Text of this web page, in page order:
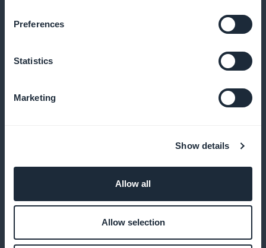
Preferences
Statistics
Marketing
Show details
Allow all
Allow selection
Analyseer de gebruiksgegevens van je
Bekijk de meest gelezen raadplegingen, thema's en
Kennisgevingen versturen naar
polishouders